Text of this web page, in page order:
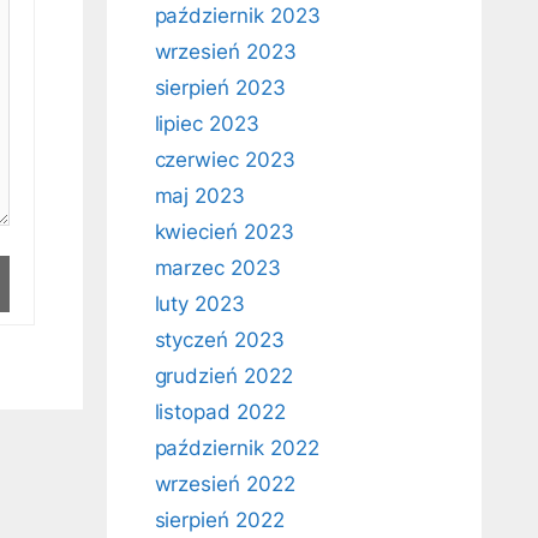
październik 2023
wrzesień 2023
sierpień 2023
lipiec 2023
czerwiec 2023
maj 2023
kwiecień 2023
marzec 2023
luty 2023
styczeń 2023
grudzień 2022
listopad 2022
październik 2022
wrzesień 2022
sierpień 2022